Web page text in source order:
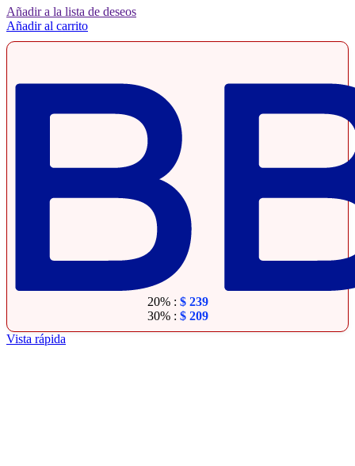
Añadir a la lista de deseos
Añadir al carrito
20% : $239
30% : $209
Vista rápida